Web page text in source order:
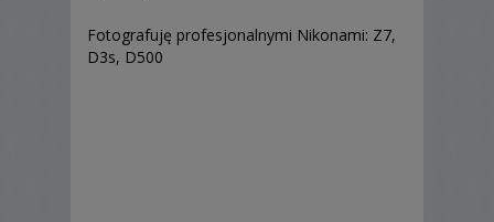
Fotografuję profesjonalnymi Nikonami: Z7,
D3s, D500